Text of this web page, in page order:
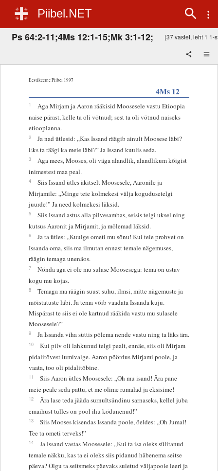
Piibel.NET
Ps 64:2-11;4Ms 12:1-15;Mk 3:1-12; (37 vastet, leht 1 1-
Eestikeelne Piibel 1997
4Ms 12
1
Aga Mirjam ja Aaron rääkisid Moosesele vastu Etioopia
naise pärast, kelle ta oli võtnud; sest ta oli võtnud naiseks
etiooplanna.
2
Ja nad ütlesid: „Kas Issand räägib ainult Moosese läbi?
Eks ta räägi ka meie läbi?” Ja Issand kuulis seda.
3
Aga mees, Mooses, oli väga alandlik, alandlikum kõigist
inimestest maa peal.
4
Siis Issand ütles äkitselt Moosesele, Aaronile ja
Mirjamile: „Minge teie kolmekesi välja kogudusetelgi
juurde!” Ja need kolmekesi läksid.
5
Siis Issand astus alla pilvesambas, seisis telgi uksel ning
kutsus Aaronit ja Mirjamit, ja mõlemad läksid.
6
Ja ta ütles: „Kuulge ometi mu sõnu! Kui teie prohvet on
Issanda oma, siis ma ilmutan ennast temale nägemuses,
räägin temaga unenäos.
7
Nõnda aga ei ole mu sulase Moosesega: tema on ustav
kogu mu kojas.
8
Temaga ma räägin suust suhu, ilmsi, mitte nägemuste ja
mõistatuste läbi. Ja tema võib vaadata Issanda kuju.
Mispärast te siis ei ole kartnud rääkida vastu mu sulasele
Moosesele?”
9 Ja Issanda viha süttis põlema nende vastu ning ta läks ära.
10
Kui pilv oli lahkunud telgi pealt, ennäe, siis oli Mirjam
pidalitõvest lumivalge. Aaron pöördus Mirjami poole, ja
vaata, too oli pidalitõbine.
11
Siis Aaron ütles Moosesele: „Oh mu isand! Ära pane
meie peale seda pattu, et me olime rumalad ja eksisime!
12
Ära lase teda jääda surnultsündinu sarnaseks, kellel juba
emaihust tulles on pool ihu kõdunenud!”
13
Siis Mooses kisendas Issanda poole, öeldes: „Oh Jumal!
Tee ta ometi terveks!”
14
Ja Issand vastas Moosesele: „Kui ta isa oleks sülitanud
temale näkku, kas ta ei oleks siis pidanud häbenema seitse
päeva? Olgu ta seitsmeks päevaks suletud väljapoole leeri ja